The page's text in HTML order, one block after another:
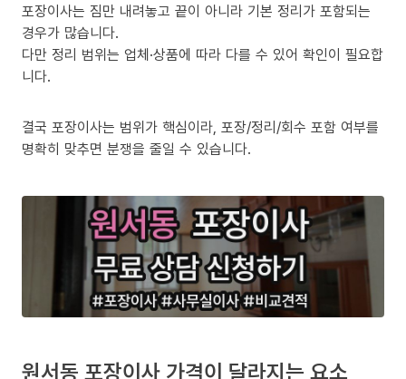
포장이사는 짐만 내려놓고 끝이 아니라 기본 정리가 포함되는
경우가 많습니다.
다만 정리 범위는 업체·상품에 따라 다를 수 있어 확인이 필요합
니다.
결국 포장이사는 범위가 핵심이라, 포장/정리/회수 포함 여부를
명확히 맞추면 분쟁을 줄일 수 있습니다.
원서동 포장이사 가격이 달라지는 요소